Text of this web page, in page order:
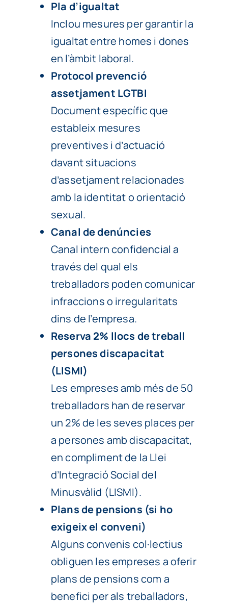
Pla d’igualtat
Inclou mesures per garantir la
igualtat entre homes i dones
en l’àmbit laboral.
Protocol prevenció
assetjament LGTBI
Document específic que
estableix mesures
preventives i d’actuació
davant situacions
d’assetjament relacionades
amb la identitat o orientació
sexual.
Canal de denúncies
Canal intern confidencial a
través del qual els
treballadors poden comunicar
infraccions o irregularitats
dins de l’empresa.
Reserva 2% llocs de treball
persones discapacitat
(LISMI)
Les empreses amb més de 50
treballadors han de reservar
un 2% de les seves places per
a persones amb discapacitat,
en compliment de la Llei
d’Integració Social del
Minusvàlid (LISMI).
Plans de pensions (si ho
exigeix el conveni)
Alguns convenis col·lectius
obliguen les empreses a oferir
plans de pensions com a
benefici per als treballadors,